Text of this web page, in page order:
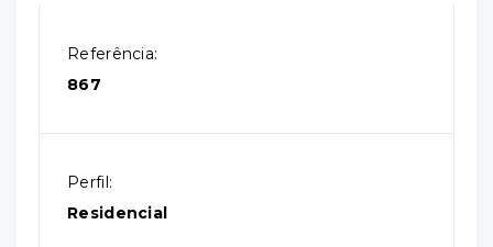
Referência:
867
Perfil:
Residencial